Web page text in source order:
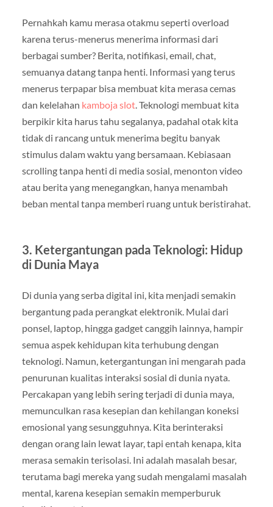
Pernahkah kamu merasa otakmu seperti overload
karena terus-menerus menerima informasi dari
berbagai sumber? Berita, notifikasi, email, chat,
semuanya datang tanpa henti. Informasi yang terus
menerus terpapar bisa membuat kita merasa cemas
dan kelelahan kamboja slot. Teknologi membuat kita
berpikir kita harus tahu segalanya, padahal otak kita
tidak di rancang untuk menerima begitu banyak
stimulus dalam waktu yang bersamaan. Kebiasaan
scrolling tanpa henti di media sosial, menonton video
atau berita yang menegangkan, hanya menambah
beban mental tanpa memberi ruang untuk beristirahat.
3. Ketergantungan pada Teknologi: Hidup
di Dunia Maya
Di dunia yang serba digital ini, kita menjadi semakin
bergantung pada perangkat elektronik. Mulai dari
ponsel, laptop, hingga gadget canggih lainnya, hampir
semua aspek kehidupan kita terhubung dengan
teknologi. Namun, ketergantungan ini mengarah pada
penurunan kualitas interaksi sosial di dunia nyata.
Percakapan yang lebih sering terjadi di dunia maya,
memunculkan rasa kesepian dan kehilangan koneksi
emosional yang sesungguhnya. Kita berinteraksi
dengan orang lain lewat layar, tapi entah kenapa, kita
merasa semakin terisolasi. Ini adalah masalah besar,
terutama bagi mereka yang sudah mengalami masalah
mental, karena kesepian semakin memperburuk